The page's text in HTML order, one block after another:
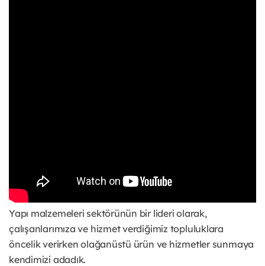
Yapı malzemeleri sektörünün bir lideri olarak,
çalışanlarımıza ve hizmet verdiğimiz topluluklara
öncelik verirken olağanüstü ürün ve hizmetler sunmaya
kendimizi adadık.